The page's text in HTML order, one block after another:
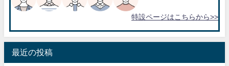
特設ページはこちらから>>
最近の投稿